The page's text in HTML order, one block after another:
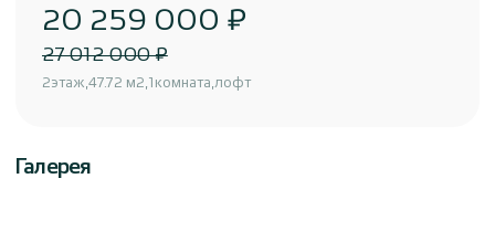
20 259 000 ₽
27 012 000 ₽
2этаж 47.72 м2 комната лофт
Галерея